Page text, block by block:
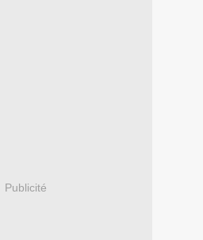
Publicité